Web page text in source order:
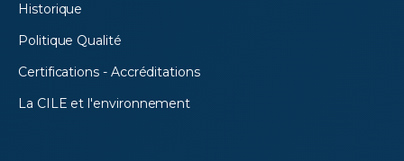
Historique
Politique Qualité
Certifications - Accréditations
La CILE et l'environnement